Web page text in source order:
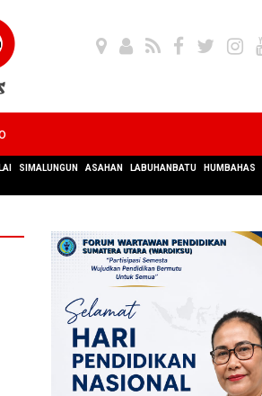
SIMALUNGUN ASAHAN LABUHANBATU HUMBAHAS